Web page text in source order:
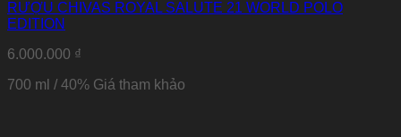
RƯỢU CHIVAS ROYAL SALUTE 21 WORLD POLO
EDITION
6.000.000 ₫
700 ml / 40% Giá tham khảo